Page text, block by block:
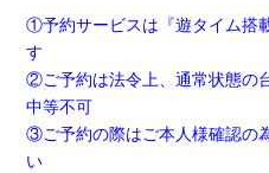
①予約サービスは『遊タイム搭
す
②ご予約は法令上、通常状態の
中等不可
③ご予約の際はご本人様確認の
い